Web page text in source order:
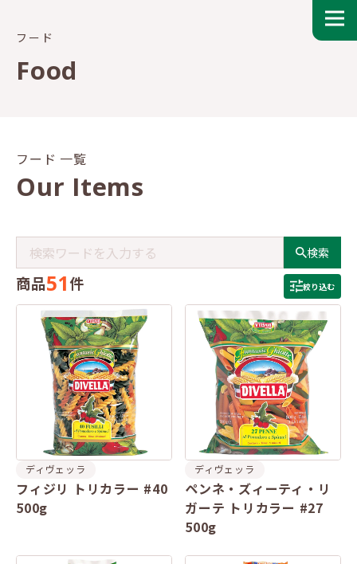
フード
Food
フード 一覧
Our Items
検索
商品51件 絞り込む
ディヴェッラ
フィジリ トリカラー #40
500g
ディヴェッラ
ペンネ・ズィーティ・リ
ガーテ トリカラー #27
500g